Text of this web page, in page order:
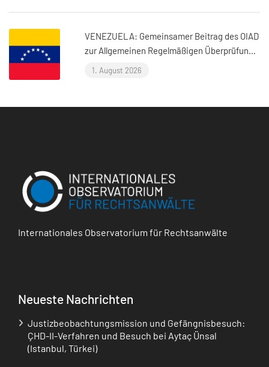
VENEZUELA: Gemeinsamer Beitrag des OIAD
zur Allgemeinen Regelmäßigen Überprüfung
der Vereinten Nationen zu Venezuela
1. August 2026
Internationales Observatorium für Rechtsanwälte
Neueste Nachrichten
Justizbeobachtungsmission und Gefängnisbesuch:
ÇHD-II-Verfahren und Besuch bei Aytaç Ünsal
(Istanbul, Türkei)